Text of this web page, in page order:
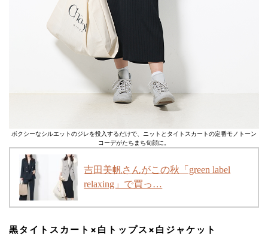
ボクシーなシルエットのジレを投入するだけで、ニットとタイトスカートの定番モノトーン
コーデがたちまち旬顔に。
吉田美帆さんがこの秋「green label
relaxing」で買っ…
黒タイトスカート×白トップス×白ジャケット